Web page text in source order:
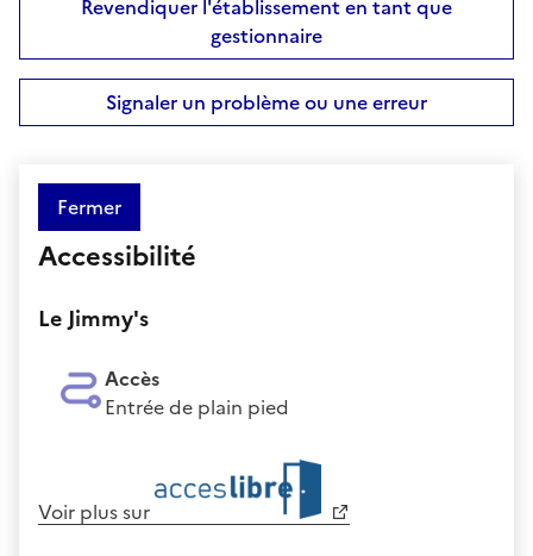
Revendiquer l'établissement en tant que
gestionnaire
Signaler un problème ou une erreur
Fermer
Accessibilité
Le Jimmy's
Accès
Entrée de plain pied
Voir plus sur